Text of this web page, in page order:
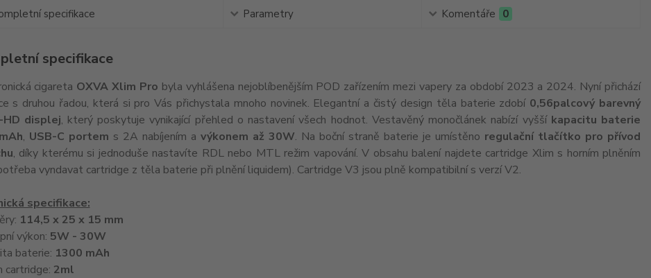
specifikace Parametry Komentáře 0
specifikace
cigareta OXVA Xlim Pro byla vyhlášena nejoblíbenějším POD zařízením mezi vapery za období 2023 a 2024. Nyní přichází
s druhou řadou, která si pro Vás přichystala mnoho novinek. Elegantní a čistý design těla baterie zdobí 0,56palcový barevný
displej, který poskytuje vynikající přehled o nastavení všech hodnot. Vestavěný monočlánek nabízí vyšší kapacitu baterie
, USB-C portem s 2A nabíjením a výkonem až 30W. Na boční straně baterie je umístěno regulační tlačítko pro přívod
, díky kterému si jednoduše nastavíte RDL nebo MTL režim vapování. V obsahu balení najdete cartridge Xlim s horním plněním
vyndavat cartridge z těla baterie při plnění liquidem). Cartridge V3 jsou plně kompatibilní s verzí V2.
specifikace:
114,5 x 25 x 15 mm
výkon: 5W - 30W
baterie: 1300 mAh
cartridge: 2ml